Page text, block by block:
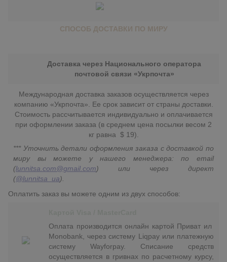
СПОСОБ ДОСТАВКИ ПО МИРУ
Доставка через Национального оператора
почтовой связи «Укрпочта»
Международная доставка заказов осуществляется через
компанию «Укрпочта». Ее срок зависит от страны доставки.
Стоимость рассчитывается индивидуально и оплачивается
при оформлении заказа (в среднем цена посылки весом 2
кг равна $ 19).
*** Уточнить детали оформления заказа с доставкой по
миру вы можете у нашего менеджера: по email
(lunnitsa.com@gmail.com) или через директ
(@lunnitsa_ua).
Оплатить заказ вы можете одним из двух способов:
Оплата производится онлайн картой Приват ил
Monobank, через систему Liqpay или платежную
систему Wayforpay. Списание средств
осуществляется в гривнах по расчетному курсу,